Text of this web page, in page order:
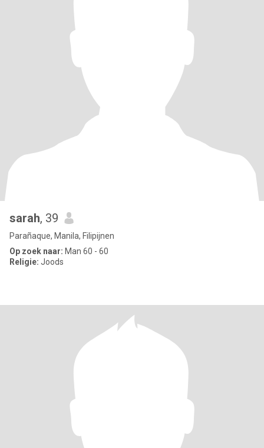
sarah, 39
Parañaque, Manila, Filipijnen
Op zoek naar: Man 60 - 60
Religie: Joods